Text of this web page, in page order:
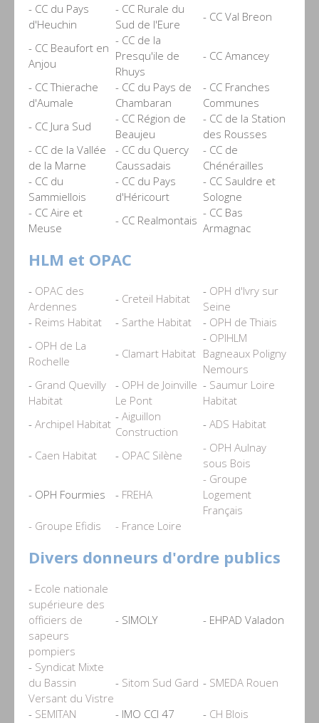
- CC du Pays
d'Heuchin
- CC Rurale du
Sud de l'Eure
- CC Val Breon
- CC Beaufort en
Anjou
- CC de la
Presqu'ile de
Rhuys
- CC Amancey
- CC Thierache
d'Aumale
- CC du Pays de
Chambaran
- CC Franches
Communes
- CC Jura Sud
- CC Région de
Beaujeu
- CC de la Station
des Rousses
- CC de la Vallée
de la Marne
- CC du Quercy
Caussadais
- CC de
Chénérailles
- CC du
Sammiellois
- CC du Pays
d'Héricourt
- CC Sauldre et
Sologne
- CC Aire et
Meuse
- CC Realmontais
- CC Bas
Armagnac
HLM et OPAC
- OPAC des
Ardennes
- Creteil Habitat
- OPH d'Ivry sur
Seine
- Reims Habitat - Sarthe Habitat - OPH de Thiais
- OPH de La
Rochelle
- Clamart Habitat
- OPIHLM
Bagneaux Poligny
Nemours
- Grand Quevilly
Habitat
- OPH de Joinville
Le Pont
- Saumur Loire
Habitat
- Archipel Habitat
- Aiguillon
Construction
- ADS Habitat
- Caen Habitat - OPAC Silène
- OPH Aulnay
sous Bois
- OPH Fourmies - FREHA
- Groupe
Logement
Français
- Groupe Efidis
- France Loire
Divers donneurs d'ordre publics
- Ecole nationale
supérieure des
officiers de
sapeurs
pompiers
- SIMOLY - EHPAD Valadon
- Syndicat Mixte
du Bassin
Versant du Vistre
- Sitom Sud Gard - SMEDA Rouen
- SEMITAN - IMO CCI 47 - CH Blois